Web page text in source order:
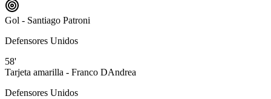
Gol - Santiago Patroni
Defensores Unidos
58'
Tarjeta amarilla - Franco DAndrea
Defensores Unidos